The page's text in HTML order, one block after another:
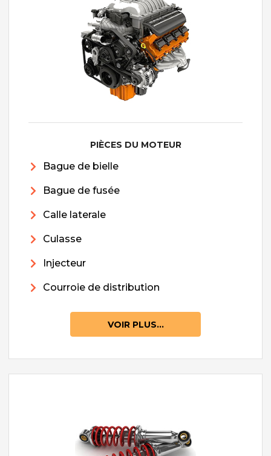
PIÈCES DU MOTEUR
Bague de bielle
Bague de fusée
Calle laterale
Culasse
Injecteur
Courroie de distribution
VOIR PLUS...